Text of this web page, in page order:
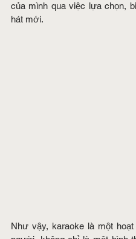
của mình qua việc lựa chọn,
hát mới.
Như vậy, karaoke là một